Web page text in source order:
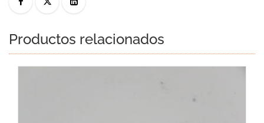
Productos relacionados